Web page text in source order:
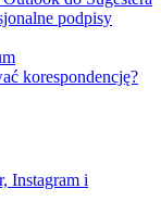
podpisy
korespondencję?
Instagram i